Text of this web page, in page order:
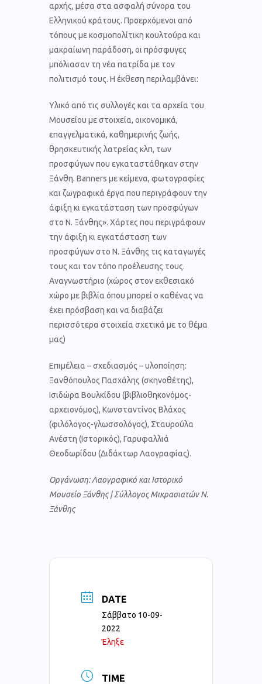
αρχής, μέσα στα ασφαλή σύνορα του
Ελληνικού κράτους. Προερχόμενοι από
τόπους με κοσμοπολίτικη κουλτούρα και
μακραίωνη παράδοση, οι πρόσφυγες
μπόλιασαν τη νέα πατρίδα με τον
πολιτισμό τους. Η έκθεση περιλαμβάνει:
Υλικό από τις συλλογές και τα αρχεία του
Μουσείου με στοιχεία, οικονομικά,
επαγγελματικά, καθημερινής ζωής,
θρησκευτικής λατρείας κλπ, των
προσφύγων που εγκαταστάθηκαν στην
Ξάνθη. Banners με κείμενα, φωτογραφίες
και ζωγραφικά έργα που περιγράφουν την
άφιξη κι εγκατάσταση των προσφύγων
στο Ν. Ξάνθης». Χάρτες που περιγράφουν
την άφιξη κι εγκατάσταση των
προσφύγων στο Ν. Ξάνθης τις καταγωγές
τους και τον τόπο προέλευσης τους.
Αναγνωστήριο (χώρος στον εκθεσιακό
χώρο με βιβλία όπου μπορεί ο καθένας να
έχει πρόσβαση και να διαβάζει
περισσότερα στοιχεία σχετικά με το θέμα
μας)
Επιμέλεια – σχεδιασμός – υλοποίηση:
Ξανθόπουλος Πασχάλης (σκηνοθέτης),
Ισιδώρα Βουλκίδου (βιβλιοθηκονόμος-
αρχειονόμος), Κωνσταντίνος Βλάχος
(φιλόλογος-γλωσσολόγος), Σταυρούλα
Ανέστη (Ιστορικός), Γαρυφαλλιά
Θεοδωρίδου (Διδάκτωρ Λαογραφίας).
Οργάνωση: Λαογραφικό και Ιστορικό
Μουσείο Ξάνθης | Σύλλογος Μικρασιατών Ν.
Ξάνθης
DATE
Σάββατο 10-09-
2022
Έληξε
TIME